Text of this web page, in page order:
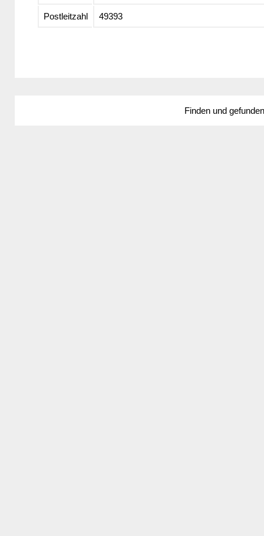
Postleitzahl 49393
Finden und